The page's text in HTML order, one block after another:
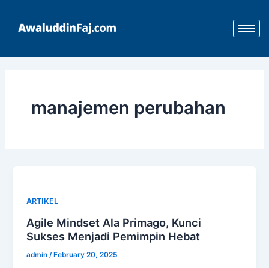
content
manajemen perubahan
ARTIKEL
Agile Mindset Ala Primago, Kunci
Sukses Menjadi Pemimpin Hebat
admin /February 20, 2025